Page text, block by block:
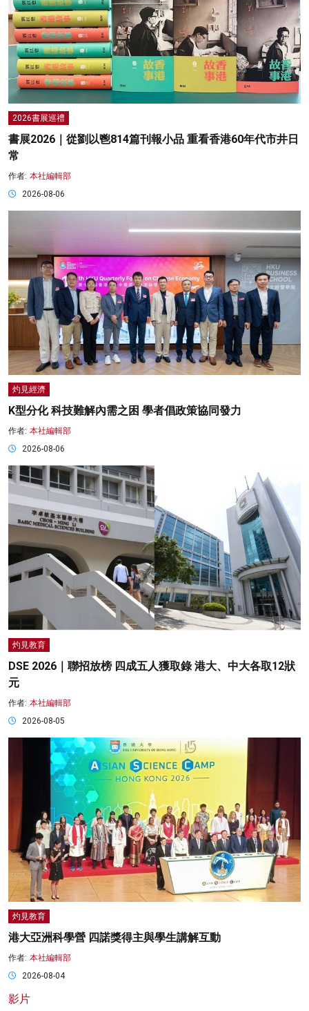
2026書展巡禮
書展2026｜從劉以鬯814篇刊報小品 重看香港60年代市井日
常
作者: 本社編輯部
2026-08-06
灼見經濟
K型分化 科技難解內需之困 學者倡政策協同發力
作者: 本社編輯部
2026-08-06
灼見教育
DSE 2026｜聯招放榜 四成五人獲取錄 港大、中大各取12狀
元
作者: 本社編輯部
2026-08-05
灼見教育
港大亞洲科學營 四諾獎得主與學生講解互動
作者: 本社編輯部
2026-08-04
影片